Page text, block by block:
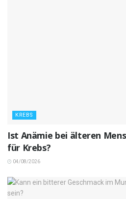
KREBS
Ist Anämie bei älteren
für Krebs?
04/08/2026